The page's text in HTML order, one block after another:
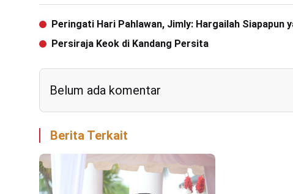
Peringati Hari Pahlawan, Jimly: Hargailah Siapapun
Persiraja Keok di Kandang Persita
Belum ada komentar
Berita Terkait